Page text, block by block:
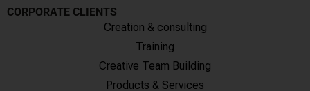
CORPORATE CLIENTS
Creation & consulting
Training
Creative Team Building
Products & Services